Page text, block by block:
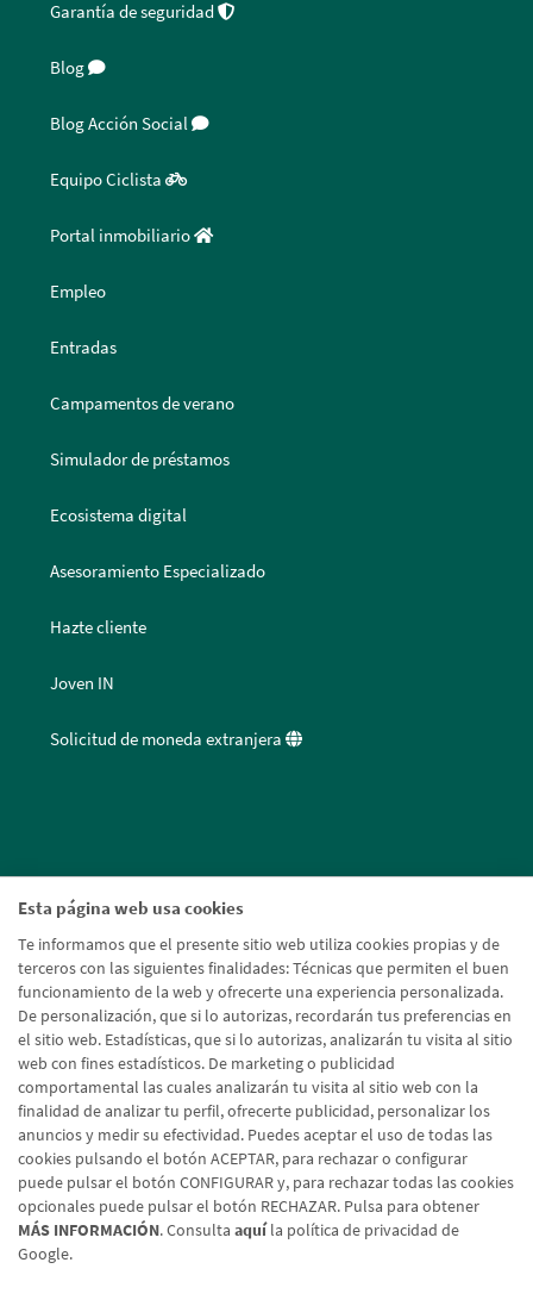
Esta página web usa cookies
Te informamos que el presente sitio web utiliza cookies propias y de
terceros con las siguientes finalidades: Técnicas que permiten el buen
funcionamiento de la web y ofrecerte una experiencia personalizada.
De personalización, que si lo autorizas, recordarán tus preferencias en
el sitio web. Estadísticas, que si lo autorizas, analizarán tu visita al sitio
web con fines estadísticos. De marketing o publicidad
comportamental las cuales analizarán tu visita al sitio web con la
finalidad de analizar tu perfil, ofrecerte publicidad, personalizar los
anuncios y medir su efectividad. Puedes aceptar el uso de todas las
cookies pulsando el botón ACEPTAR, para rechazar o configurar
puede pulsar el botón CONFIGURAR y, para rechazar todas las cookies
opcionales puede pulsar el botón RECHAZAR. Pulsa para obtener
MÁS INFORMACIÓN. Consulta aquíla política de privacidad de
Google.
Garantía de seguridad
Blog
Blog Acción Social
Equipo Ciclista
Portal inmobiliario
Empleo
Entradas
Campamentos de verano
Simulador de préstamos
Ecosistema digital
Asesoramiento Especializado
Hazte cliente
Joven IN
Solicitud de moneda extranjera
Aviso legal